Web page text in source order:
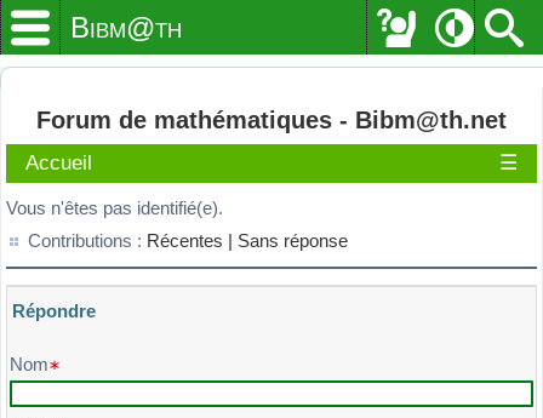
Bibm@th
Forum de mathématiques - Bibm@th.net
Accueil ☰
Vous n'êtes pas identifié(e).
Contributions : Récentes | Sans réponse
Répondre
Veuillez composer votre message et l'envoyer
Nom